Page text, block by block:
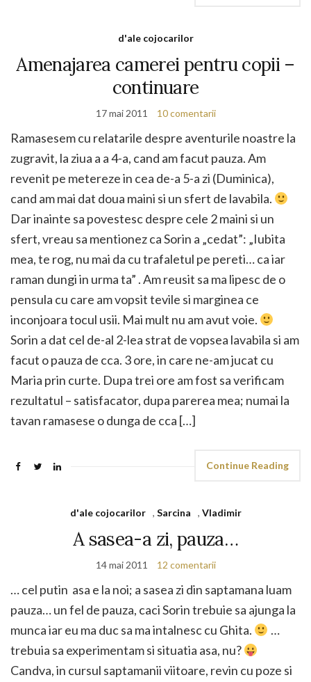
d'ale cojocarilor
Amenajarea camerei pentru copii –
continuare
17 mai 2011 10 comentarii
Ramasesem cu relatarile despre aventurile noastre la
zugravit, la ziua a a 4-a, cand am facut pauza. Am
revenit pe metereze in cea de-a 5-a zi (Duminica),
cand am mai dat doua maini si un sfert de lavabila.
Dar inainte sa povestesc despre cele 2 maini si un
sfert, vreau sa mentionez ca Sorin a „cedat”: „Iubita
mea, te rog, nu mai da cu trafaletul pe pereti… ca iar
raman dungi in urma ta” . Am reusit sa ma lipesc de o
pensula cu care am vopsit tevile si marginea ce
inconjoara tocul usii. Mai mult nu am avut voie.
Sorin a dat cel de-al 2-lea strat de vopsea lavabila si am
facut o pauza de cca. 3 ore, in care ne-am jucat cu
Maria prin curte. Dupa trei ore am fost sa verificam
rezultatul – satisfacator, dupa parerea mea; numai la
tavan ramasese o dunga de cca […]
Continue Reading
d'ale cojocarilor , Sarcina , Vladimir
A sasea-a zi, pauza…
14 mai 2011 12 comentarii
… cel putin asa e la noi; a sasea zi din saptamana luam
pauza… un fel de pauza, caci Sorin trebuie sa ajunga la
munca iar eu ma duc sa ma intalnesc cu Ghita.
…
trebuia sa experimentam si situatia asa, nu?
Candva, in cursul saptamanii viitoare, revin cu poze si